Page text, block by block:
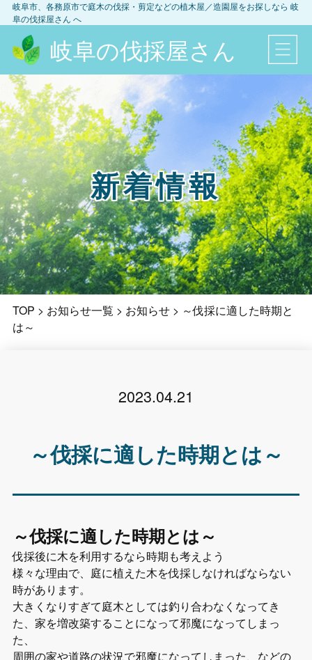
岐阜市、各務原市で庭木の伐採・剪定などの植木屋／造園屋をお探しなら 岐
阜の伐採屋さん へ
岐阜の伐採屋さん
新着情報
TOP > お知らせ一覧 > お知らせ> ～伐採に適した時期と
は～
2023.04.21
～伐採に適した時期とは～
～伐採に適した時期とは～
伐採後に木を利用するなら時期も考えよう
様々な理由で、庭に植えた木を伐採しなければならない
時があります。
大きくなりすぎて庭木としては釣り合わなくなってき
た、家を増改築することになって邪魔になってしまっ
た、
周囲の家や道路の状況で邪魔になってしまった、などの